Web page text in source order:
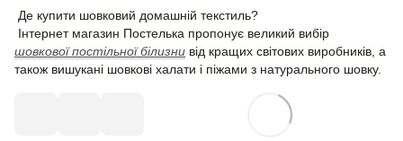
Де купити шовковий домашній текстиль?
Інтернет магазин Постелька пропонує великий вибір
шовкової постільної білизни від кращих світових виробників, а
також вишукані шовкові халати і піжами з натурального шовку.